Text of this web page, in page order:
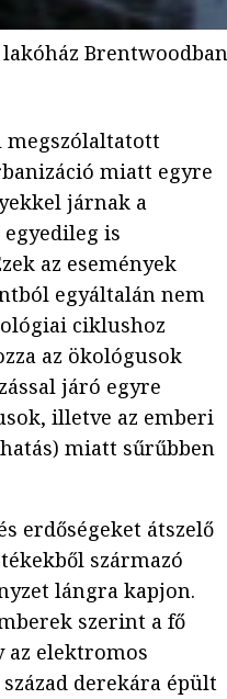
megszólaltatott
miatt egyre
járnak a
is
az események
egyáltalán nem
ciklushoz
az ökológusok
járó egyre
illetve az emberi
miatt sűrűbben
erdőségeket átszelő
származó
lángra kapjon.
szerint a fő
az elektromos
derekára épült